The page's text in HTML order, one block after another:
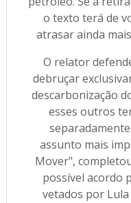
o texto terá de
atrasar ainda
O relator
debruçar
descarbonização
esses outros
assunto mais
Mover",
possível acordo
vetados por